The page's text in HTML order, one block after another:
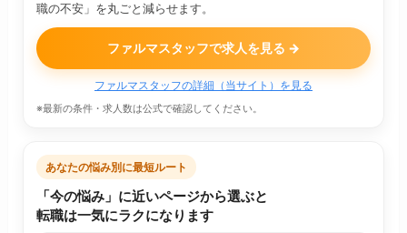
職の不安」を丸ごと減らせます。
ファルマスタッフで求人を見る →
ファルマスタッフの詳細（当サイト）を見る
※最新の条件・求人数は公式で確認してください。
あなたの悩み別に最短ルート
「今の悩み」に近いページから選ぶと
転職は一気にラクになります